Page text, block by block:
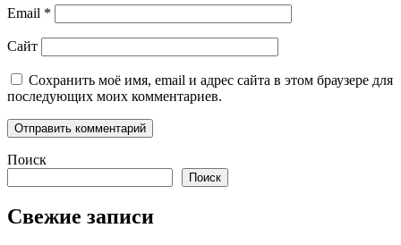
Email *
Сайт
Сохранить моё имя, email и адрес сайта в этом браузере для
последующих моих комментариев.
Поиск
Поиск
Свежие записи